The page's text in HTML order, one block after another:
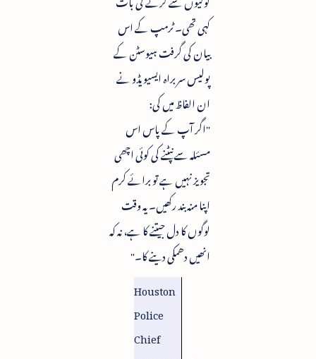
کہی تھی۔ ٹرمپ کے اس
بیان کی گرفت ہیوسٹن کے
پولیس سربراہ ایسیویڈو نے
ان الفاظ میں کی:
"اگر آپ کے پاس اس
مسئلہ سے نپٹنے کی کوئی اچھی
تجویز نہیں ہے تو برائے کرم
اپنا منہ بند رکھیں۔ یہ وقت
لوگوں کا دل جیتنے کا ہے، نہ کہ
انھیں دھمکی دینے کا۔"
Houston
Police
Chief